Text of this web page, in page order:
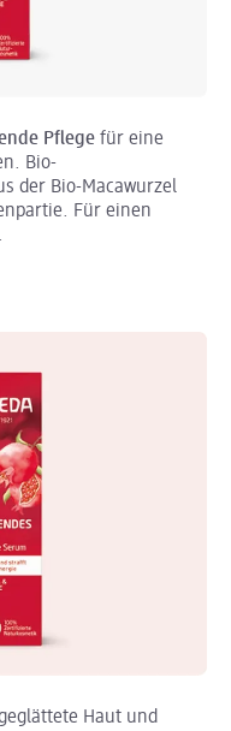
Pflege für eine
Bio-
der Bio-Macawurzel
Für einen
.
Haut und